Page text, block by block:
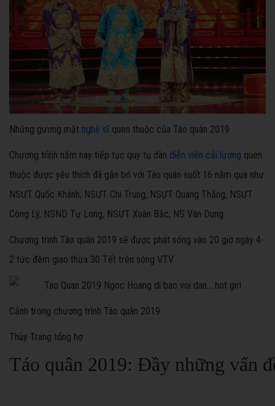
Những gương mặt nghệ sĩ quen thuộc của Táo quân 2019
Chương trình năm nay tiếp tục quy tụ dàn diễn viên cải lương quen
thuộc được yêu thích đã gắn bó với Táo quân suốt 16 năm qua như
NSƯT Quốc Khánh, NSƯT Chí Trung, NSƯT Quang Thắng, NSƯT
Công Lý, NSND Tự Long, NSƯT Xuân Bắc, NS Vân Dung.
Chương trình Táo quân 2019 sẽ được phát sóng vào 20 giờ ngày 4-
2 tức đêm giao thừa 30 Tết trên sóng VTV.
Cảnh trong chương trình Táo quân 2019
Thùy Trang tổng hợ
Táo quân 2019: Đầy những vấn